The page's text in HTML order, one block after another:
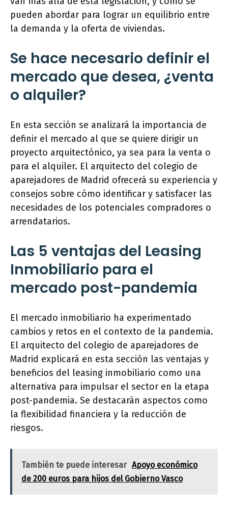
pueden abordar para lograr un equilibrio entre
la demanda y la oferta de viviendas.
Se hace necesario definir el
mercado que desea, ¿venta
o alquiler?
En esta sección se analizará la importancia de
definir el mercado al que se quiere dirigir un
proyecto arquitectónico, ya sea para la venta o
para el alquiler. El arquitecto del colegio de
aparejadores de Madrid ofrecerá su experiencia y
consejos sobre cómo identificar y satisfacer las
necesidades de los potenciales compradores o
arrendatarios.
Las 5 ventajas del Leasing
Inmobiliario para el
mercado post-pandemia
El mercado inmobiliario ha experimentado
cambios y retos en el contexto de la pandemia.
El arquitecto del colegio de aparejadores de
Madrid explicará en esta sección las ventajas y
beneficios del leasing inmobiliario como una
alternativa para impulsar el sector en la etapa
post-pandemia. Se destacarán aspectos como
la flexibilidad financiera y la reducción de
riesgos.
También te puede interesar Apoyo económico
de 200 euros para hijos del Gobierno Vasco